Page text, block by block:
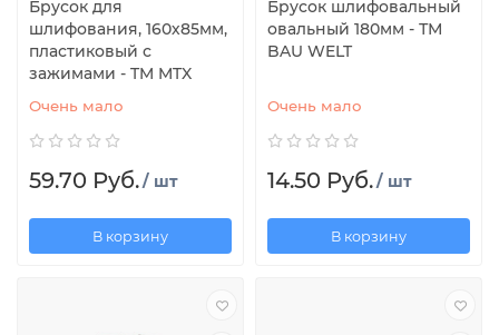
Брусок для
шлифования, 160х85мм,
пластиковый с
зажимами - TM MTX
Очень мало
59.70 Руб./ шт
В корзину
Брусок шлифовальный
овальный 180мм - ТМ
BAU WELT
Очень мало
14.50 Руб./ шт
В корзину